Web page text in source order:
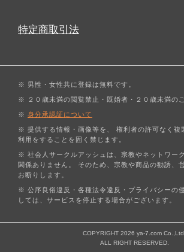
特定商取引法
※ 男性・女性共に登録は無料です。
※ ２０歳未満の閲覧禁止・既婚者・２０歳未満の
※ 身分承認証について
※ 提供する情報・画像等を、 権利者の許可なく複
利用をすることを固く禁じます。
※ 社会人サークルアッシュは、宗教やネットワー
関係ありません。 そのため、宗教や商品の勧誘、
お断りします。
※ 公序良俗違反・各種法令違反・プライバシーの
しては、サービスを停止する場合がございます。
COPYRIGHT 2026 ya-7.com
ALL RIGHT RESERVED.